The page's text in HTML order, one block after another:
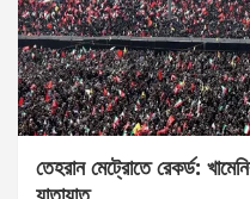
তেহরান মেট্রোতে রেকর্ড: